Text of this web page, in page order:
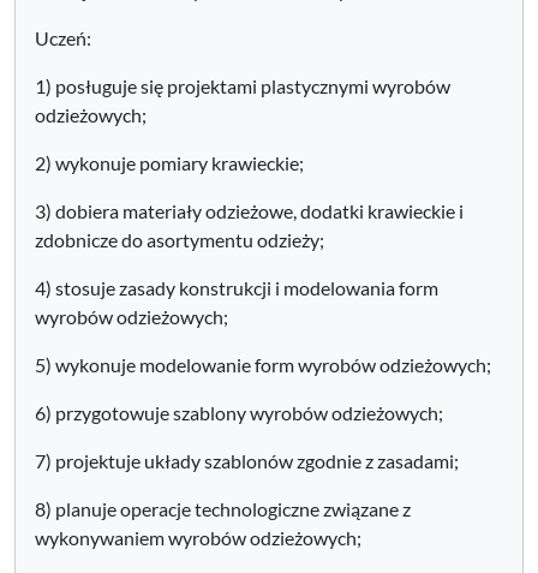
Uczeń:
1) posługuje się projektami plastycznymi wyrobów
odzieżowych;
2) wykonuje pomiary krawieckie;
3) dobiera materiały odzieżowe, dodatki krawieckie i
zdobnicze do asortymentu odzieży;
4) stosuje zasady konstrukcji i modelowania form
wyrobów odzieżowych;
5) wykonuje modelowanie form wyrobów odzieżowych;
6) przygotowuje szablony wyrobów odzieżowych;
7) projektuje układy szablonów zgodnie z zasadami;
8) planuje operacje technologiczne związane z
wykonywaniem wyrobów odzieżowych;